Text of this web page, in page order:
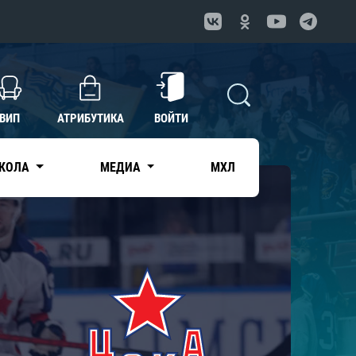
ВИП АТРИБУТИКА ВОЙТИ
МЕДИА МХЛ